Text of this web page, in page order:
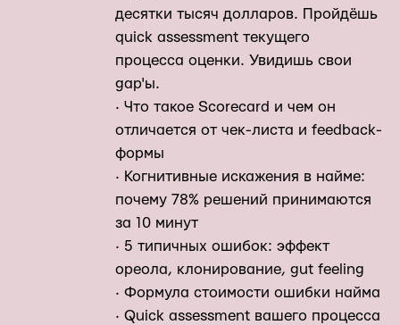
десятки тысяч долларов. Пройдёшь
quick assessment текущего
процесса оценки. Увидишь свои
gap'ы.
· Что такое Scorecard и чем он
отличается от чек-листа и feedback-
формы
· Когнитивные искажения в найме:
почему 78% решений принимаются
за 10 минут
· 5 типичных ошибок: эффект
ореола, клонирование, gut feeling
· Формула стоимости ошибки найма
· Quick assessment вашего процесса